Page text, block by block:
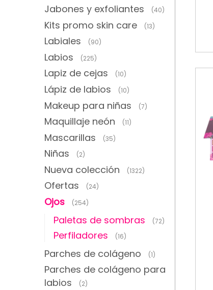
Jabones y exfoliantes (40)
Kits promo skin care (13)
Labiales (90)
Labios (225)
Lapiz de cejas (10)
Lápiz de labios (10)
Makeup para niñas (7)
Maquillaje neón (11)
Mascarillas (35)
Niñas (2)
Nueva colección (1322)
Ofertas (24)
Ojos (254)
Paletas de sombras (72)
Perfiladores (16)
Parches de colágeno (1)
Parches de colágeno para
labios
(2)